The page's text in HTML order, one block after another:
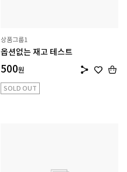
상품그룹1
옵션없는 재고 테스트
500원
SOLD OUT